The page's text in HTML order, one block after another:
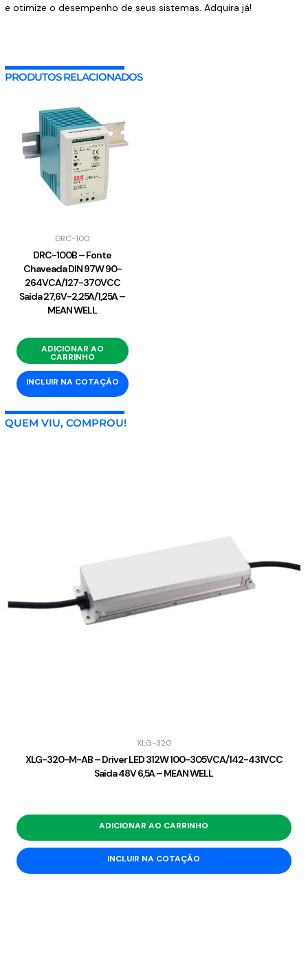
e otimize o desempenho de seus sistemas. Adquira já!
PRODUTOS RELACIONADOS
DRC-100
DRC-100B – Fonte
Chaveada DIN 97W 90-
264VCA/127-370VCC
Saída 27,6V-2,25A/1,25A –
MEAN WELL
ADICIONAR AO
CARRINHO
INCLUIR NA COTAÇÃO
QUEM VIU, COMPROU!
XLG-320
XLG-320-M-AB – Driver LED 312W 100-305VCA/142-431VCC
Saída 48V 6,5A – MEAN WELL
ADICIONAR AO CARRINHO
INCLUIR NA COTAÇÃO